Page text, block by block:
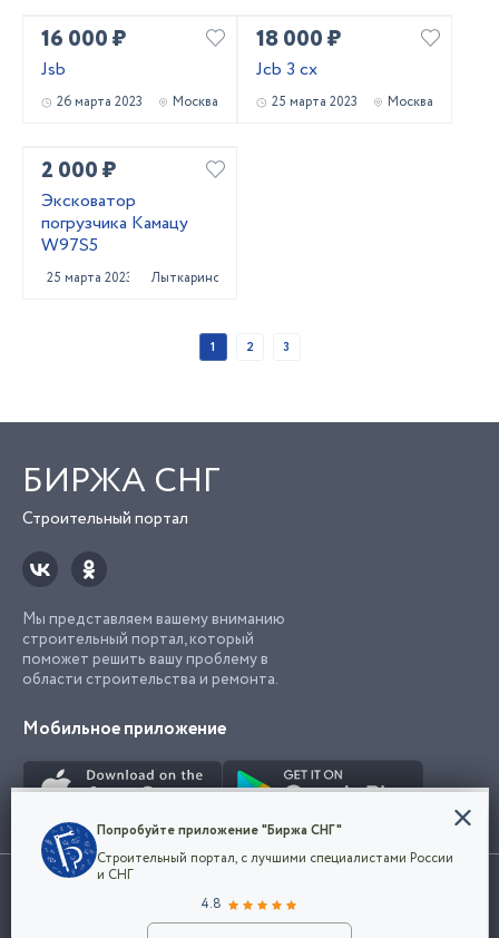
16 000 ₽
Jsb
26 марта 2023 Москва
18 000 ₽
Jcb 3 cx
25 марта 2023 Москва
2 000 ₽
Эксковатор
погрузчика Камацу
W97S5
25 марта 2023 Лыткарино
1 2 3
БИРЖА СНГ
Строительный портал
Мы представляем вашему вниманию
строительный портал, который
поможет решить вашу проблему в
области строительства и ремонта.
Мобильное приложение
Использование сайта, в том числе подача объявлений, означает
марки представленные на сайте являются собственностью их
Конфиденциальность
Мы используем файлы cookie, чтобы сделать
наш сайт удобным для каждого
Политикой конфиденциальности компании
Попробуйте приложение "Биржа СНГ"
Строительный портал, с лучшими специалистами России
и СНГ
4.8